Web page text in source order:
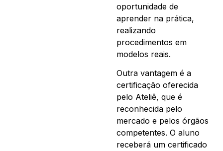
oportunidade de
aprender na prática,
realizando
procedimentos em
modelos reais.
Outra vantagem é a
certificação oferecida
pelo Ateliê, que é
reconhecida pelo
mercado e pelos órgãos
competentes. O aluno
receberá um certificado